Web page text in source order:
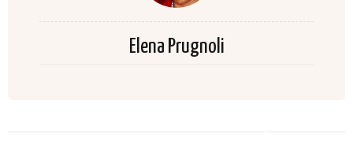
Elena Prugnoli